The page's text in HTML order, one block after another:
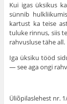
Kui igas üksikus
sünnib
kartust ka teise
tuluke rinnus, siis
rah­vusluse tähe all.
Iga üksiku tööd
— see aga ongi
Üliõpilaslehest nr.